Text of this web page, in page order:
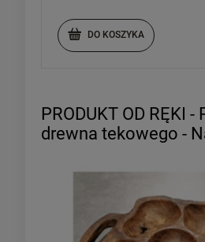
DO KOSZYKA
PRODUKT OD RĘKI -
drewna tekowego -